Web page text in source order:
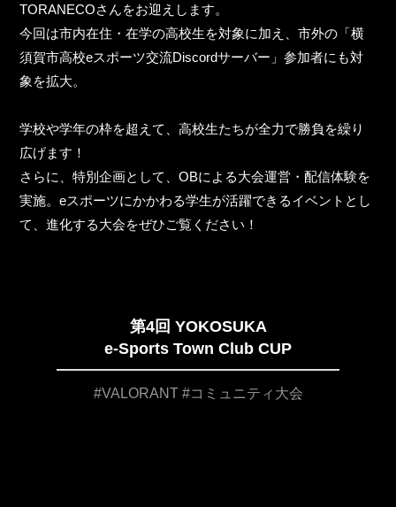
TORANECOさんをお迎えします。
今回は市内在住・在学の高校生を対象に加え、市外の「横
須賀市高校eスポーツ交流Discordサーバー」参加者にも対
象を拡大。
学校や学年の枠を超えて、高校生たちが全力で勝負を繰り
広げます！
さらに、特別企画として、OBによる大会運営・配信体験を
実施。eスポーツにかかわる学生が活躍できるイベントとし
て、進化する大会をぜひご覧ください！
第4回 YOKOSUKA
e-Sports Town Club CUP
#VALORANT #コミュニティ大会